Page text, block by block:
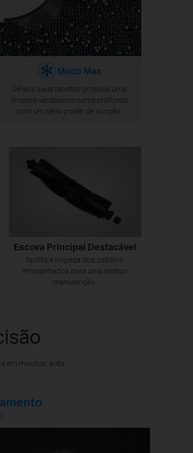
Modo Max
Dê aos seus tapetes grossos uma
limpeza verdadeiramente profunda
com um sério poder de sucção.
Escova Principal Destacável
facilita a limpeza dos cabelos
emaranhados para uma melhor
manutenção.
em minutos, evita